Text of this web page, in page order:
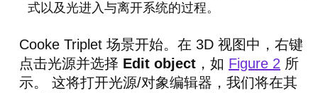
式以及光进入与离开系统的过程。
Cooke Triplet 场景开始。在 3D 视图中，右键
点击光源并选择 Edit object ，如 Figure 2 所
示。 这将打开光源/对象编辑器，我们将在其